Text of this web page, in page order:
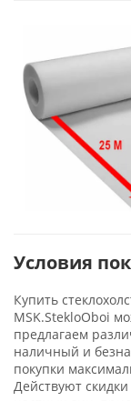
Условия
Купить
MSK.StekloOboi
предлагаем
наличный и
покупки
Действуют